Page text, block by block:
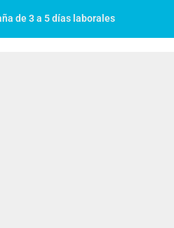
de 3 a 5 días laborales